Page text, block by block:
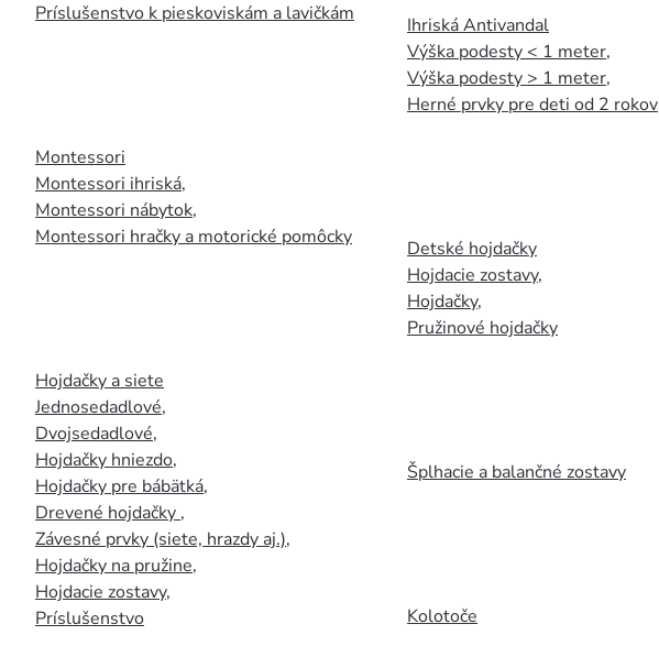
Príslušenstvo k pieskoviskám a lavičkám
Montessori
Montessori ihriská,
Montessori nábytok,
Montessori hračky a motorické pomôcky
Hojdačky a siete
Jednosedadlové,
Dvojsedadlové,
Hojdačky hniezdo,
Hojdačky pre bábätká,
Drevené hojdačky ,
Závesné prvky (siete, hrazdy aj.),
Hojdačky na pružine,
Hojdacie zostavy,
Príslušenstvo
Ihriská Antivandal
Výška podesty < 1 meter,
Výška podesty > 1 meter,
Herné prvky pre deti od 2 rokov
Detské hojdačky
Hojdacie zostavy,
Hojdačky,
Pružinové hojdačky
Šplhacie a balančné zostavy
Kolotoče